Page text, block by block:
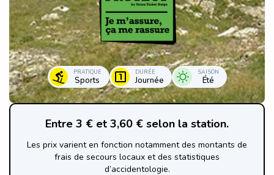
PRATIQUE
Sports
DURÉE
Journée
SAISON
Été
Entre 3 € et 3,60 € selon la station.
Les prix varient en fonction notamment des montants de
frais de secours locaux et des statistiques
d’accidentologie.